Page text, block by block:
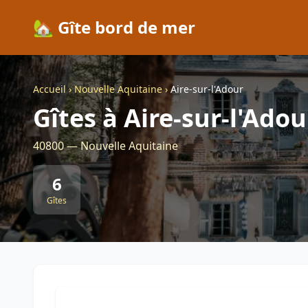
🏡 Gîte bord de mer
Accueil›Nouvelle Aquitaine› Aire-sur-l'Adour
Gîtes à Aire-sur-
40800 — Nouvelle Aquitaine
6
Gîtes